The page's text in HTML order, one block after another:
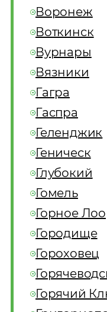
Воронеж
Воткинск
Вурнары
Вязники
Гагра
Гаспра
Геленджик
Геническ
Глубокий
Гомель
Горное Лоо
Городище
Гороховец
Горячий